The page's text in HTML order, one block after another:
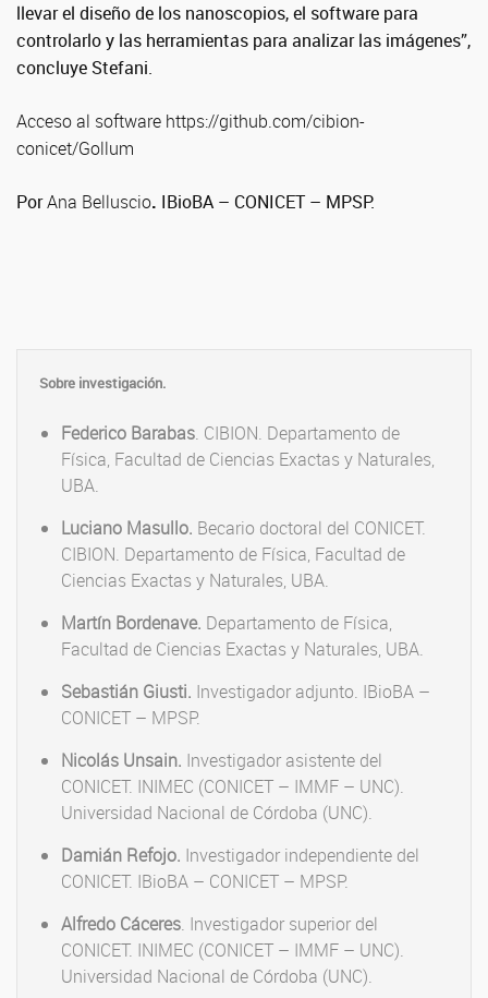
llevar el diseño de los nanoscopios, el software para
controlarlo y las herramientas para analizar las imágenes”,
concluye Stefani.
Acceso al software https://github.com/cibion-
conicet/Gollum
PorAna Belluscio. IBioBA – CONICET – MPSP.
Sobre investigación.
Federico Barabas. CIBION. Departamento de
Física, Facultad de Ciencias Exactas y Naturales,
UBA.
Luciano Masullo. Becario doctoral del CONICET.
CIBION. Departamento de Física, Facultad de
Ciencias Exactas y Naturales, UBA.
Martín Bordenave. Departamento de Física,
Facultad de Ciencias Exactas y Naturales, UBA.
Sebastián Giusti. Investigador adjunto. IBioBA –
CONICET – MPSP.
Nicolás Unsain. Investigador asistente del
CONICET. INIMEC (CONICET – IMMF – UNC).
Universidad Nacional de Córdoba (UNC).
Damián Refojo. Investigador independiente del
CONICET. IBioBA – CONICET – MPSP.
Alfredo Cáceres. Investigador superior del
CONICET. INIMEC (CONICET – IMMF – UNC).
Universidad Nacional de Córdoba (UNC).